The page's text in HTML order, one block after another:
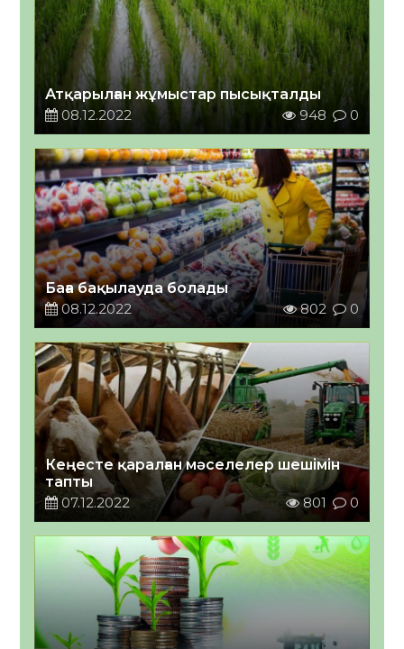
Атқарылған жұмыстар пысықталды
08.12.2022
948 0
Баға бақылауда болады
08.12.2022
802 0
Кеңесте қаралған мәселелер шешімін
тапты
07.12.2022
801 0